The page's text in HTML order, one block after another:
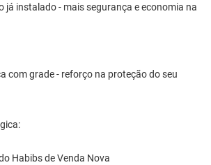
já instalado - mais segurança e economia na
com grade - reforço na proteção do seu
Habibs de Venda Nova